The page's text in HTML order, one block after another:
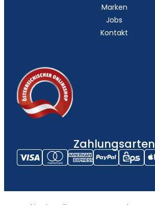
Marken
Jobs
Kontakt
Zahlungsarten